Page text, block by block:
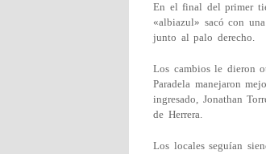
En el final del primer
«albiazul» sacó con
junto al palo derecho.
Los cambios le dieron
Paradela manejaron
ingresado, Jonathan
de Herrera.
Los locales seguían